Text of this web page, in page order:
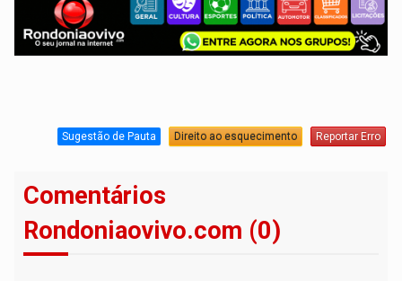
Sugestão de Pauta Direito ao esquecimento Reportar Erro
Comentários
Rondoniaovivo.com (0)